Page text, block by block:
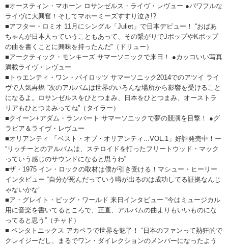
■オースティン・マホーン ロサンゼルス・ライヴ・レヴュー ●パワフルな
ライヴに大興奮！そしてマホーミーズすすり泣き!?
■アフター・ロミオ 11月にシングル「Juliet」で日本デビュー！ “おばあ
ちゃんが日本人っていうこともあって、その繋がりでJポップやKポップ
の曲を書くことに興味を持ったんだ”（ドリュー）
■アークティック・モンキーズ サマーソニックで来日！ ●カッコいい写真
満載ライヴ・レヴュー
■トゥエンティ・ワン・パイロッツ サマーソニック2014でのアツイ ライ
ヴで人気再燃 “次のアルバムは世界のいろんな場所から影響を受けること
になるよ。ロサンゼルスをひとつまみ、日本をひとつまみ、オーストラ
リアもひとつまみってね”（タイラー）
■クイーン+アダム・ランバート サマーソニックで夢の競演を目撃！ ●グ
ラビア＆ライヴ・レヴュー
■オリアンティ 「ベスト・オブ・オリアンティ...VOL.1」好評発売中！ー
“リッチーとのアルバムは、ステロイドを打ったフリートウッド・マック
っていう感じのサウンドになると思うわ”
■ザ・1975 イン・ロックの取材は僕が引き受ける！マシュー・ヒーリー
インタビュー “自分が死んだっていう噂が出るのは成功してる証拠なんじ
ゃないかな”
■ア・グレイト・ビッグ・ワールド 来日インタビュー “今はミュージカル
用に音楽を書いてるところで、正直、アルバムの曲よりもいいものにな
ってると思う”（チャド）
■ ペンタトニックス アカペラで世界を魅了！ “日本のファンって熱狂的で
クレイジーだし、まるでワン・ダイレクションのメンバーになったよう